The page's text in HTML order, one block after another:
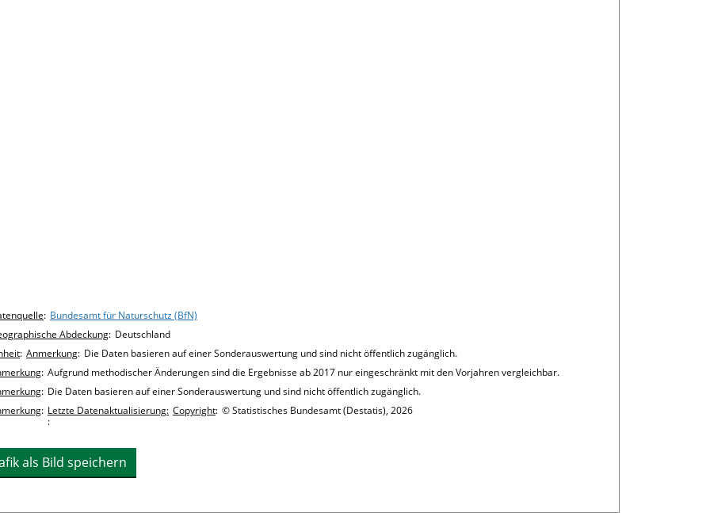
details
: Bundesamt für Naturschutz (BfN)
Abdeckung: Deutschland
: Anmerkung: Die Daten basieren auf einer Sonderauswertung und sind nicht öffentlich zugänglich.
: Aufgrund methodischer Änderungen sind die Ergebnisse ab 2017 nur eingeschränkt mit den Vorjahren vergleichbar.
: Die Daten basieren auf einer Sonderauswertung und sind nicht öffentlich zugänglich.
: Letzte Datenaktualisierung:
:
Copyright: © Statistisches Bundesamt (Destatis), 2026
als Bild speichern